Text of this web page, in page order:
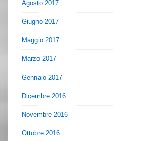
Agosto 2017
Giugno 2017
Maggio 2017
Marzo 2017
Gennaio 2017
Dicembre 2016
Novembre 2016
Ottobre 2016